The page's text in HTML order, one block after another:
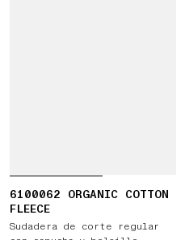
6100062 ORGANIC COTTON
FLEECE
Sudadera de corte regular